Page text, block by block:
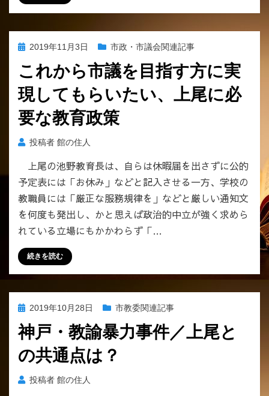
投
日:
2019年11月3日 市政・市議会関連記事
これから市議を目指す方に実
現してもらいたい、上尾に必
要な教育政策
投稿者 館の住人
上尾の池野教育長は、自らは休暇届を出さずに公的
予定表には「お休み」などと記入させる一方、学校の
教職員には「厳正な服務規律を」などと厳しい通知文
を何度も発出し、かと思えば政治的中立が強く求めら
れている立場にもかかわらず「…
続きを読む
投
日:
2019年10月28日 市教委関連記事
神戸・教諭暴力事件／上尾と
の共通点は？
投稿者 館の住人